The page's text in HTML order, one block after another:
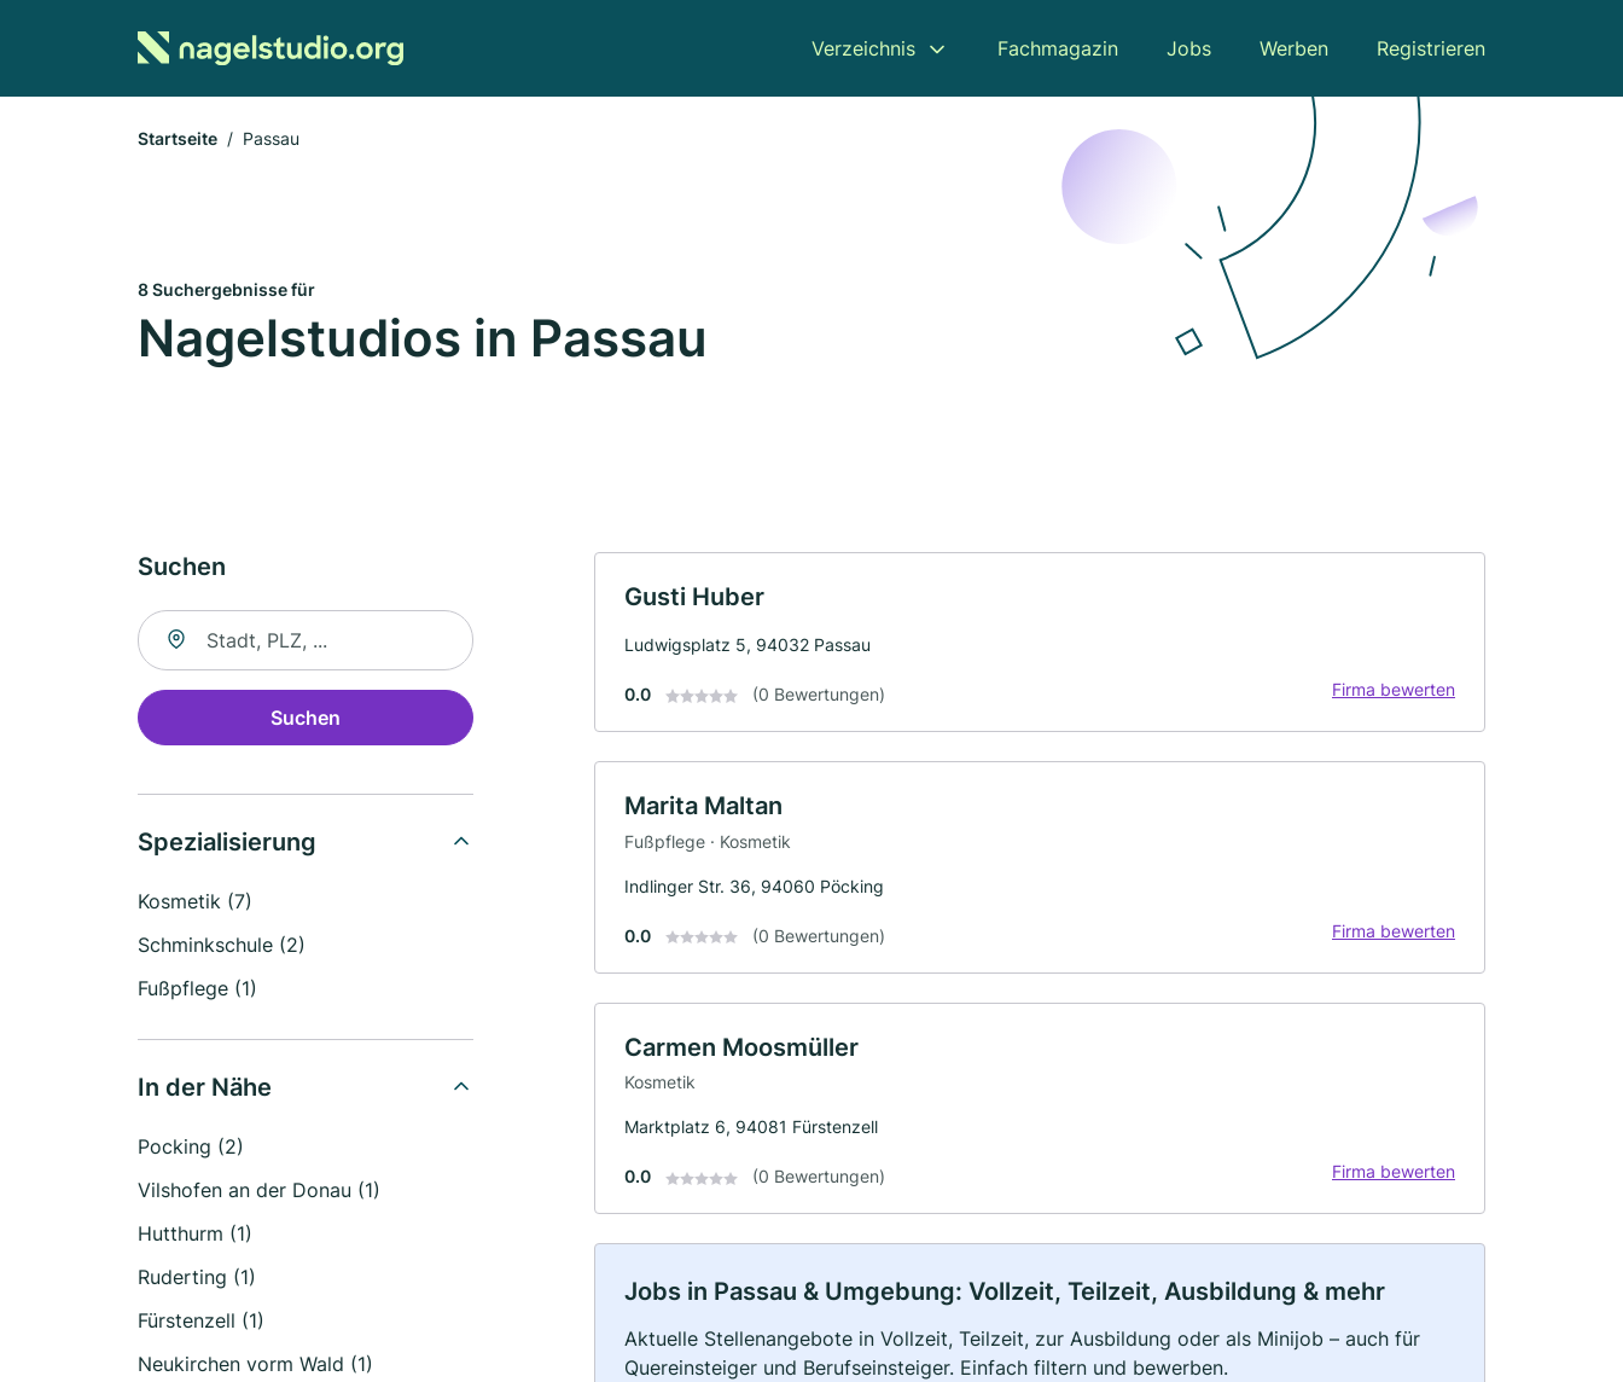
Verzeichnis Fachmagazin Jobs Werben Registrieren
Startseite Passau
8 Suchergebnisse für
Nagelstudios in Passau
Suchen
Suche nach Ort
Suchen
Spezialisierung
Kosmetik (7)
Schminkschule (2)
Fußpflege (1)
In der Nähe
Pocking (2)
Vilshofen an der Donau (1)
Hutthurm (1)
Ruderting (1)
Fürstenzell (1)
Neukirchen vorm Wald (1)
Gusti Huber
Ludwigsplatz 5, 94032 Passau
0.0 (0 Bewertungen) Firma bewerten
Marita Maltan
Fußpflege · Kosmetik
Indlinger Str. 36, 94060 Pöcking
0.0 (0 Bewertungen) Firma bewerten
Carmen Moosmüller
Kosmetik
Marktplatz 6, 94081 Fürstenzell
0.0 (0 Bewertungen) Firma bewerten
Jobs in Passau & Umgebung: Vollzeit, Teilzeit, Ausbildung & mehr
Aktuelle Stellenangebote in Vollzeit, Teilzeit, zur Ausbildung oder als Minijob – auch für
Quereinsteiger und Berufseinsteiger. Einfach filtern und bewerben.